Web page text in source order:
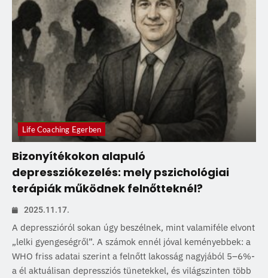
Life Coaching Egerben
Bizonyítékokon alapuló
depressziókezelés: mely pszichológiai
terápiák működnek felnőtteknél?
2025.11.17.
A depresszióról sokan úgy beszélnek, mint valamiféle elvont
„lelki gyengeségről”. A számok ennél jóval keményebbek: a
WHO friss adatai szerint a felnőtt lakosság nagyjából 5–6%-
a él aktuálisan depressziós tünetekkel, és világszinten több